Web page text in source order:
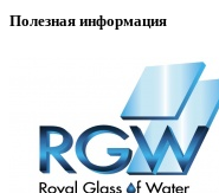
Полезная информация